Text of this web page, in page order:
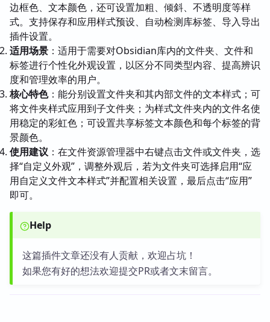
边框色、文本颜色，还可设置加粗、倾斜、不透明度等样
式。支持保存和应用样式预设、自动检测库标签、导入导出
插件设置。
适用场景 ：适用于需要对Obsidian库内的文件夹、文件和
标签进行个性化外观设置，以区分不同类型内容、提高辨识
度和管理效率的用户。
核心特色：能分别设置文件夹和其内部文件的文本样式；可
将文件夹样式应用到子文件夹；为样式文件夹内的文件名使
用稳定的彩虹色；可设置共享标签文本颜色和每个标签的背
景颜色。
使用建议 ：在文件资源管理器中右键点击文件或文件夹，选
择“自定义外观”，调整外观后，若为文件夹可选择启用“应
用自定义文件文本样式”并配置相关设置，最后点击“应用”
即可。
Help
这篇插件文章还没有人贡献，欢迎占坑！
如果您有好的想法欢迎提交PR或者文末留言。